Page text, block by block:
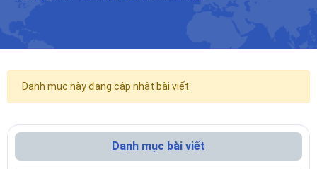
Danh mục này đang cập nhật bài viết
Danh mục bài viết